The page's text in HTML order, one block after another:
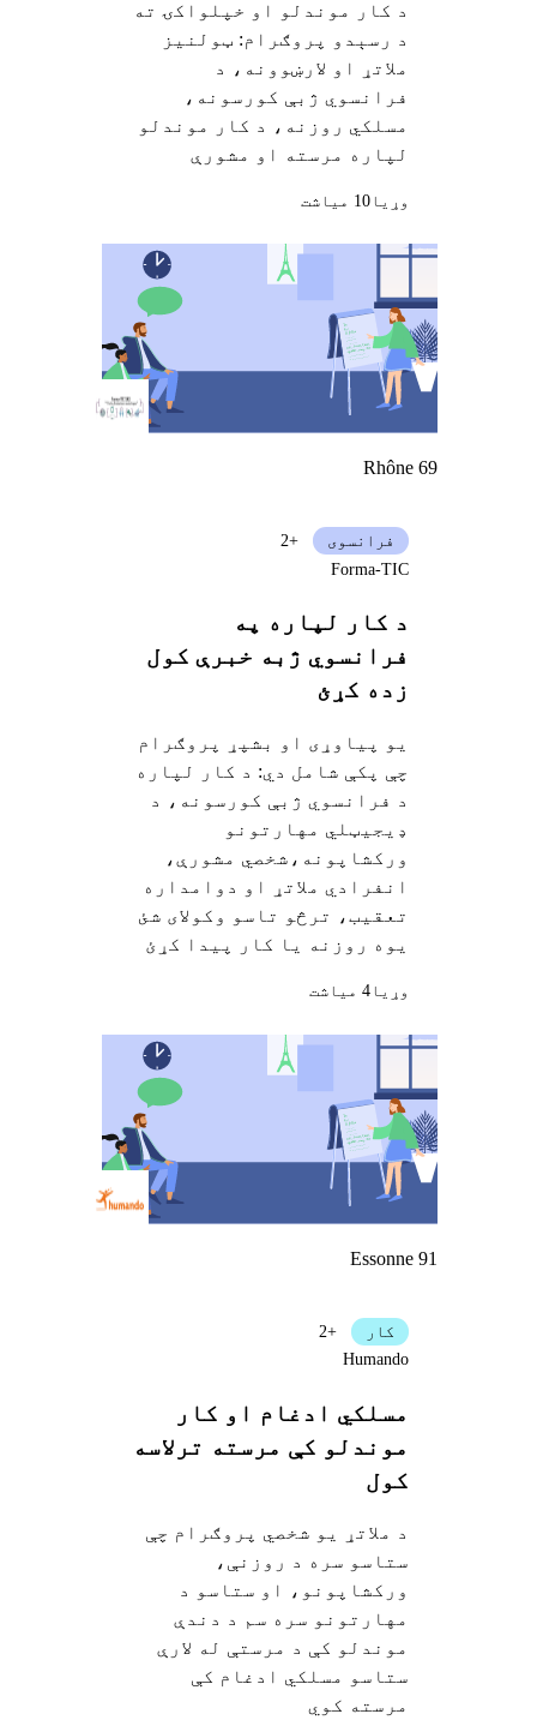
د کار موندلو او خپلواکۍ ته
د رسېدو پروګرام: ټولنیز
ملاتړ او لارښوونه، د
فرانسوي ژبې کورسونه،
مسلکي روزنه، د کار موندلو
لپاره مرسته او مشورې
وړيا10 میاشت
Rhône 69
د کار لپاره په
فرانسوي ژبه خبرې کول
زده کړئ
یو پیاوړی او بشپړ پروګرام
چې پکې شامل دي: د کار لپاره
د فرانسوي ژبې کورسونه، د
ډیجیټلي مهارتونو
ورکشاپونه،شخصي مشورې،
انفرادي ملاتړ او دوامداره
تعقیب، ترڅو تاسو وکولای شئ
یوه روزنه یا کار پیدا کړئ
فرانسوی
+2
Forma-TIC
وړيا4 میاشت
Essonne 91
مسلکي ادغام او کار
موندلو کې مرسته ترلاسه
کول
د ملاتړ یو شخصي پروګرام چې
ستاسو سره د روزنې،
ورکشاپونو، او ستاسو د
مهارتونو سره سم د دندې
موندلو کې د مرستې له لارې
ستاسو مسلکي ادغام کې
مرسته کوي
کار
+2
Humando